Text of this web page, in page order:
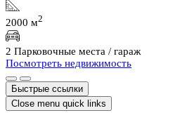
2000 м2
2 Парковочные места / гараж
Посмотреть недвижимость
Быстрые ссылки
Close menu quick links